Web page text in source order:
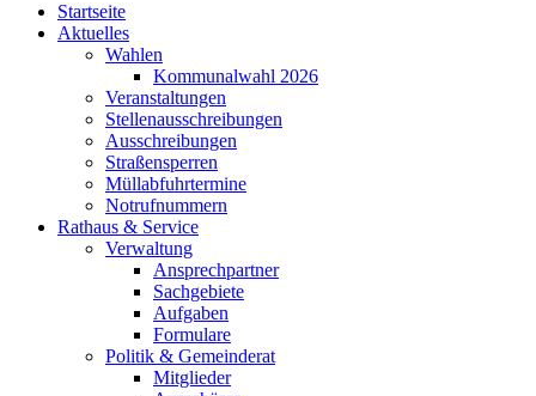
Startseite
Aktuelles
Wahlen
Kommunalwahl 2026
Veranstaltungen
Stellenausschreibungen
Ausschreibungen
Straßensperren
Müllabfuhrtermine
Notrufnummern
Rathaus & Service
Verwaltung
Ansprechpartner
Sachgebiete
Aufgaben
Formulare
Politik & Gemeinderat
Mitglieder